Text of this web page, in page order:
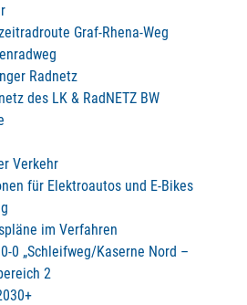
Graf-Rhena-Weg
Radnetz
des LK & RadNETZ BW
Verkehr
für Elektroautos und E-Bikes
im Verfahren
0 „Schleifweg/Kaserne Nord –
2